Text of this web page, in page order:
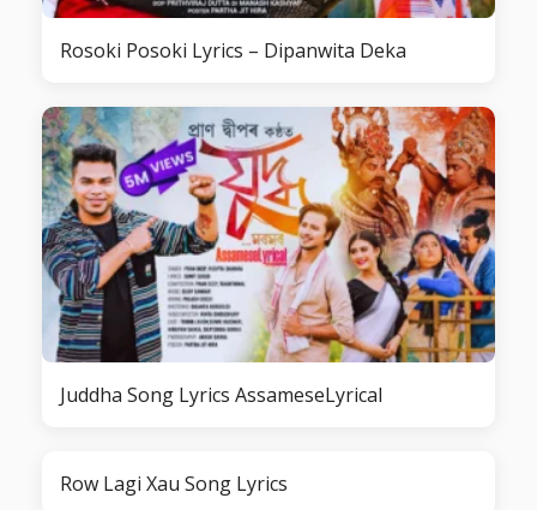
Rosoki Posoki Lyrics – Dipanwita Deka
Juddha Song Lyrics AssameseLyrical
Row Lagi Xau Song Lyrics